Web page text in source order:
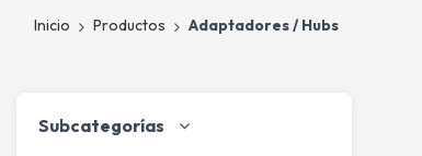
Inicio Productos Adaptadores / Hubs
Subcategorías